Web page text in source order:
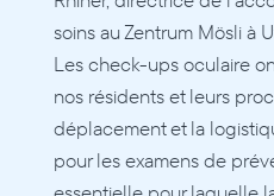
soins au Zentrum Mösli à
Les check-ups oculaire
nos résidents et leurs
déplacement et la
pour les examens de